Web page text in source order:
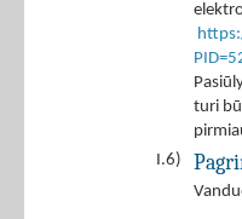
turi
I.6)